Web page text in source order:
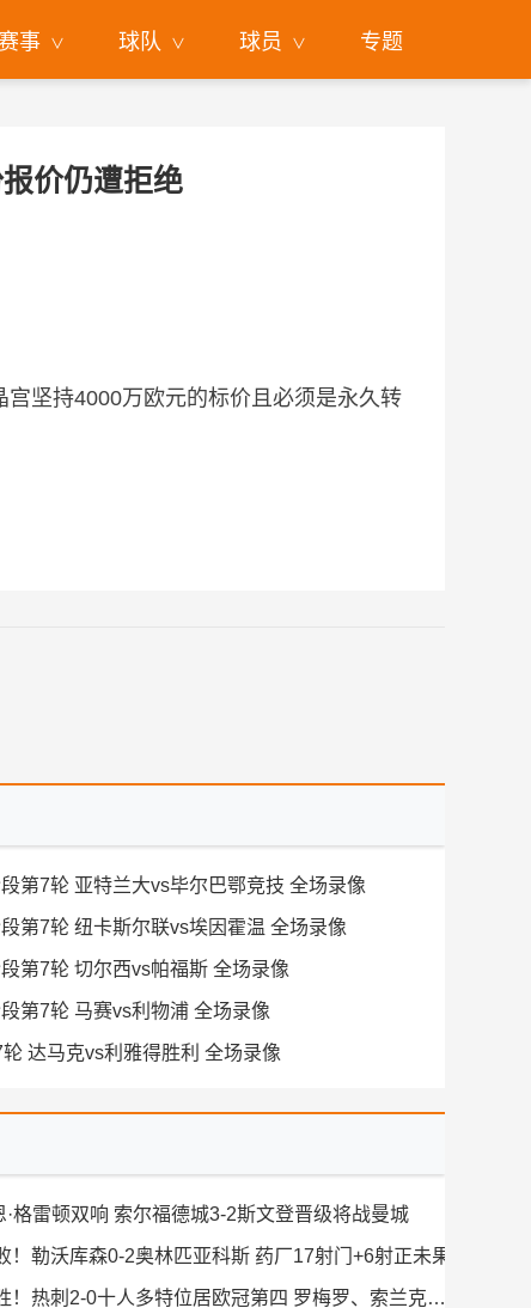
赛事 球队 球员 专题
价仍遭拒绝
坚持4000万欧元的标价且必须是永久转
第7轮 亚特兰大vs毕尔巴鄂竞技 全场录像
第7轮 纽卡斯尔联vs埃因霍温 全场录像
第7轮 切尔西vs帕福斯 全场录像
第7轮 马赛vs利物浦 全场录像
达马克vs利雅得胜利 全场录像
格雷顿双响 索尔福德城3-2斯文登晋级将战曼城
！勒沃库森0-2奥林匹亚科斯 药厂17射门+6射正未果
2026年01月21日 终结5场不胜！热刺2-0十人多特位居欧冠第四 罗梅罗、索兰克破门